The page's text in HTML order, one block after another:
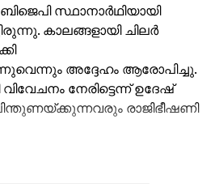
സ്ഥാനാര്‍ഥിയായി
കാലങ്ങളായി ചിലര്‍
അദ്ദേഹം ആരോപിച്ചു.
വിവേചനം നേരിട്ടെന്ന് ഉദേഷ്
രാജിഭീഷണി